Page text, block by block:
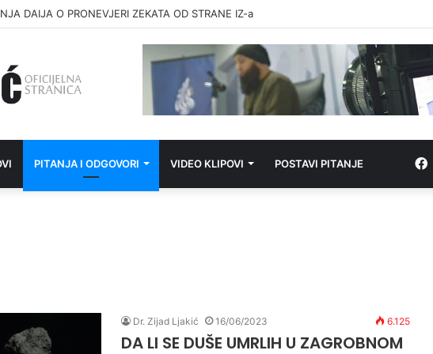
DAIJA O PRONEVJERI ZEKATA OD STRANE IZ-a
PITANJA I ODGOVORI VIDEO KLIPOVI POSTAVI PITANJE
Dr. Zijad Ljakić 16/06/2023 6.125
DA LI SE DUŠE UMRLIH U ZAGROBNOM